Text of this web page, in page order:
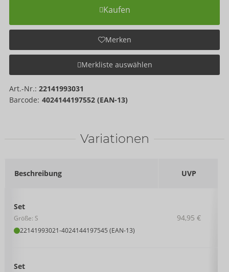
Kaufen
Merken
Merkliste auswählen
Art.-Nr.: 22141993031
Barcode: 4024144197552 (EAN-13)
Variationen
Beschreibung UVP
Set
Größe: S
22141993021-4024144197545 (EAN-13)
94,95 €
Set